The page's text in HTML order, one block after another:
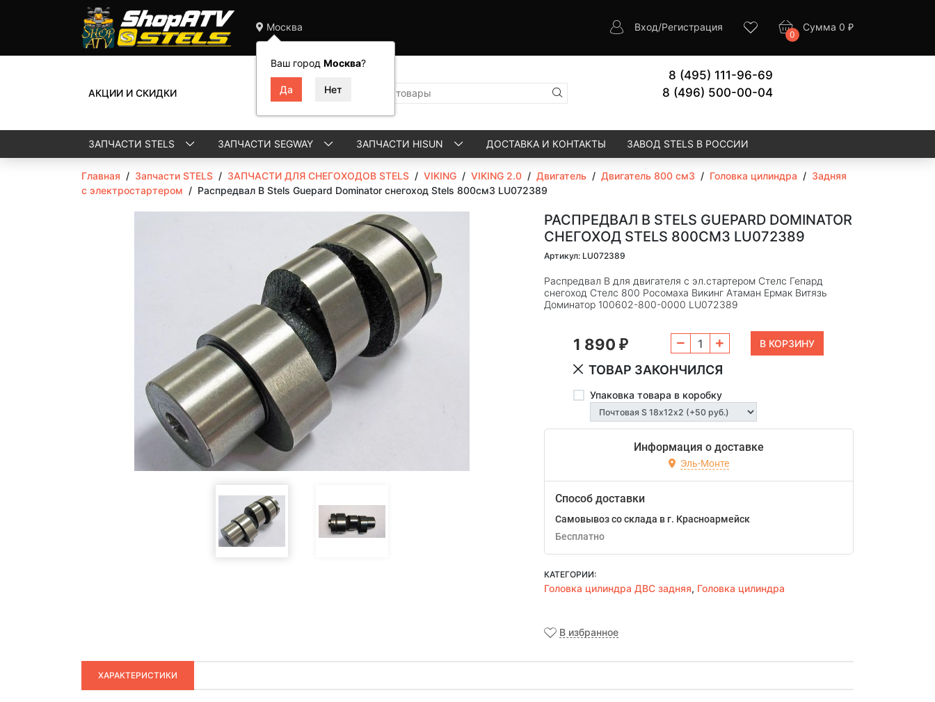
Москва
Ваш город Москва?
Вход/Регистрация
0
Сумма 0 ₽
АКЦИИ И СКИДКИ
8 (495) 111-96-69
8 (496) 500-00-04
ЗАПЧАСТИ STELS ЗАПЧАСТИ SEGWAY ЗАПЧАСТИ HISUN ДОСТАВКА И КОНТАКТЫ ЗАВОД STELS В РОССИИ
Главная / Запчасти STELS / ЗАПЧАСТИ ДЛЯ СНЕГОХОДОВ STELS / VIKING / VIKING 2.0 / Двигатель / Двигатель 800 см3 / Головка цилиндра / Задняя
с электростартером / Распредвал B Stels Guepard Dominator снегоход Stels 800см3 LU072389
РАСПРЕДВАЛ B STELS GUEPARD DOMINATOR
СНЕГОХОД STELS 800СМ3 LU072389
Артикул: LU072389
Распредвал B для двигателя с эл.стартером Стелс Гепард
снегоход Стелс 800 Росомаха Викинг Атаман Ермак Витязь
Доминатор 100602-800-0000 LU072389
1 890₽
ТОВАР ЗАКОНЧИЛСЯ
Упаковка товара в коробку
Информация о доставке
Эль-Монте
Способ доставки
Самовывоз со склада в г. Красноармейск
Бесплатно
КАТЕГОРИИ:
Головка цилиндра ДВС задняя, Головка цилиндра
В избранное
ХАРАКТЕРИСТИКИ